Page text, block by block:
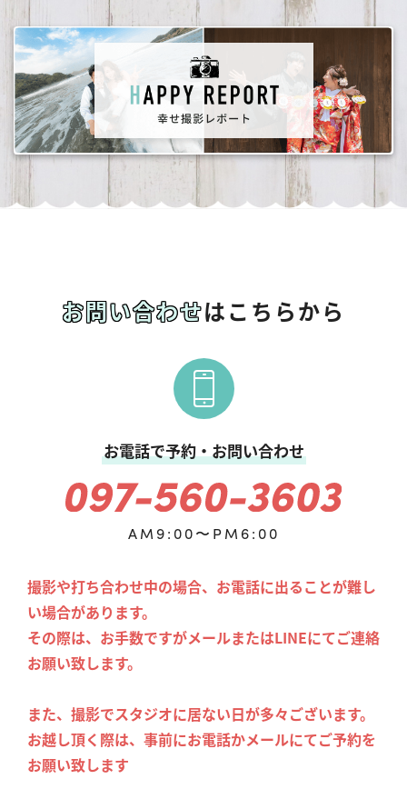
お問い合わせはこちらから
お電話で予約・お問い合わせ
AM9:00〜PM6:00
撮影や打ち合わせ中の場合、お電話に出ることが難し
い場合があります。
その際は、お手数ですがメールまたはLINEにてご連絡
お願い致します。
また、撮影でスタジオに居ない日が多々ございます。
お越し頂く際は、事前にお電話かメールにてご予約を
お願い致します